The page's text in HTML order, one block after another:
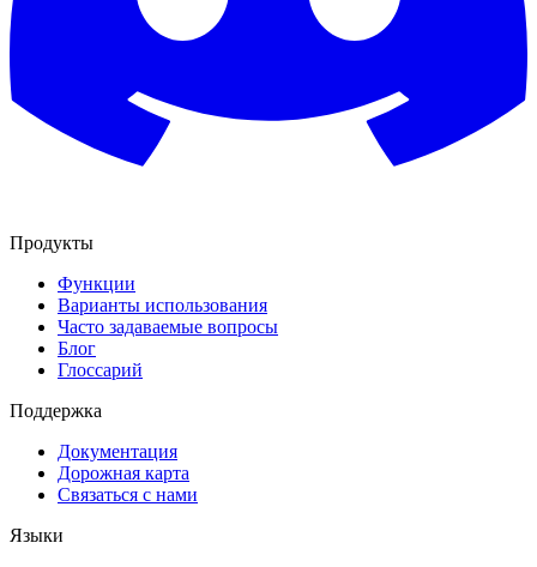
Продукты
Функции
Варианты использования
Часто задаваемые вопросы
Блог
Глоссарий
Поддержка
Документация
Дорожная карта
Связаться с нами
Языки